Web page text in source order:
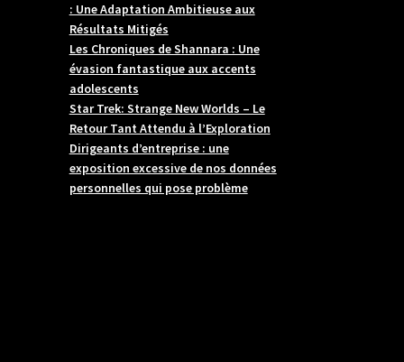
: Une Adaptation Ambitieuse aux
Résultats Mitigés
Les Chroniques de Shannara : Une
évasion fantastique aux accents
adolescents
Star Trek: Strange New Worlds – Le
Retour Tant Attendu à l’Exploration
Dirigeants d’entreprise : une
exposition excessive de nos données
personnelles qui pose problème